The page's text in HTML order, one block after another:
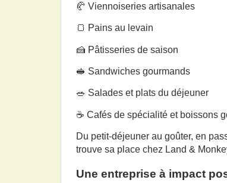
🥐 Viennoiseries artisanales
🍞 Pains au levain
🍰 Pâtisseries de saison
🥪 Sandwiches gourmands
🥗 Salades et plats du déjeuner
☕ Cafés de spécialité et boissons
Du petit-déjeuner au goûter, en
trouve sa place chez Land &
Une entreprise à impact